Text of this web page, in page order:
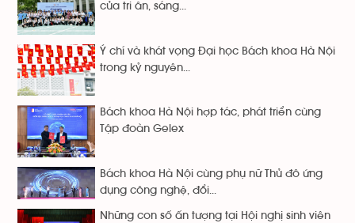
của tri ân, sáng...
Ý chí và khát vọng Đại học Bách khoa Hà Nội
trong kỷ nguyên...
Bách khoa Hà Nội hợp tác, phát triển cùng
Tập đoàn Gelex
Bách khoa Hà Nội cùng phụ nữ Thủ đô ứng
dụng công nghệ, đổi...
Những con số ấn tượng tại Hội nghị sinh viên